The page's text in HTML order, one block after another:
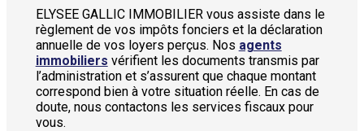
ELYSEE GALLIC IMMOBILIER vous assiste dans le
règlement de vos impôts fonciers et la déclaration
annuelle de vos loyers perçus. Nos agents
immobiliers vérifient les documents transmis par
l’administration et s’assurent que chaque montant
correspond bien à votre situation réelle. En cas de
doute, nous contactons les services fiscaux pour
vous.